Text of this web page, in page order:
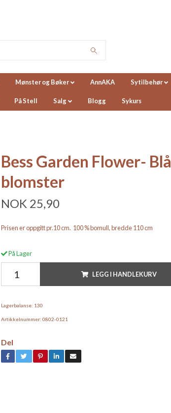
Mønster og Bøker AnnAKA Sytilbehør
På Stell Salg Blogg Sykurs
Bess Garden Flower- Blå
blomster
NOK 25,90
Prisen er oppgitt pr.10 cm. 100 % bomull, bredde 110 cm
På Lager
LEGG I HANDLEKURV
Lagerbalanse: 130
Artikkelnummer: 0802-0121
Del